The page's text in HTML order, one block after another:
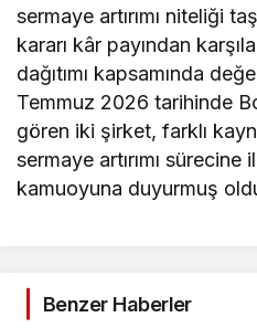
sermaye artırımı niteliği
kararı kâr payından
dağıtımı kapsamında
Temmuz 2026 tarihinde
gören iki şirket, farklı
sermaye artırımı sürecine
kamuoyuna duyurmuş
Benzer Haberler